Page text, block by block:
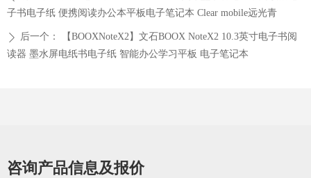
子书电子纸 便携阅读办公本平板电子笔记本 Clear mobile远光青
ꄲ 后一个：
【BOOXNoteX2】文石BOOX NoteX2 10.3英寸电子书阅
读器 墨水屏电纸书电子纸 智能办公学习平板 电子笔记本
咨询产品信息及报价